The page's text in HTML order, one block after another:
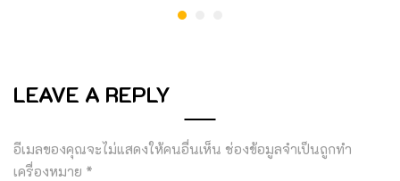
LEAVE A REPLY
อีเมลของคุณจะไม่แสดงให้คนอื่นเห็น ช่องข้อมูลจำเป็นถูกทำ
เครื่องหมาย *